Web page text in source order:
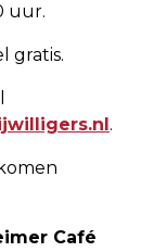
uur.
gratis.
.
Café